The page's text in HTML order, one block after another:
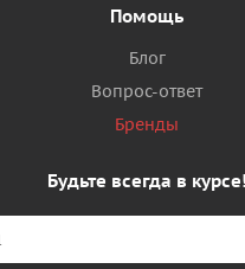
Помощь
Блог
Вопрос-ответ
Бренды
Будьте всегда в курсе!